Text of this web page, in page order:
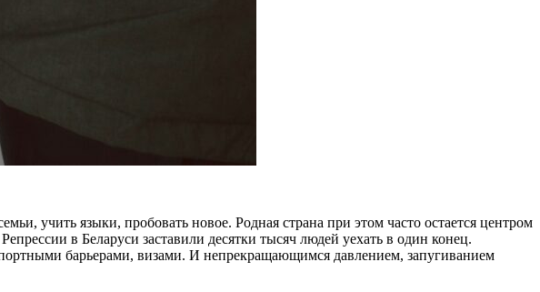
учить языки, пробовать новое. Родная страна при этом часто остается центром
в Беларуси заставили десятки тысяч людей уехать в один конец.
барьерами, визами. И непрекращающимся давлением, запугиванием